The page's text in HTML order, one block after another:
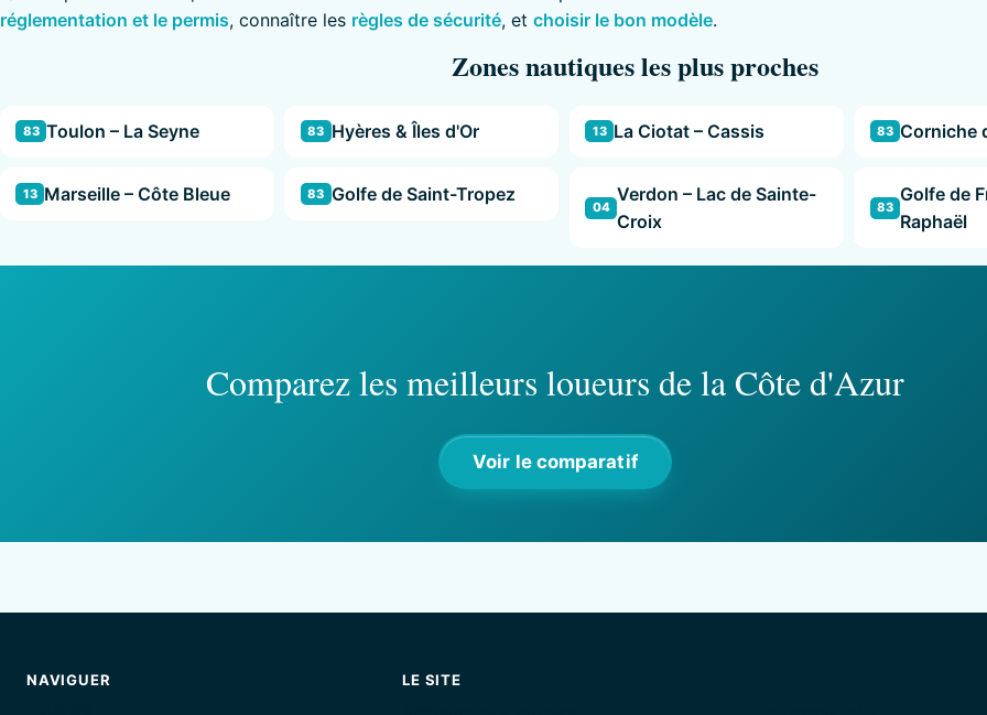
réglementation et le permis, connaître les règles de sécurité, et choisir le bon modèle.
Zones nautiques les plus proches
83 Toulon – La Seyne 83 Hyères & Îles d'Or 13 La Ciotat – Cassis 83 Corniche
13 Marseille – Côte Bleue 83 Golfe de Saint-Tropez
04
Verdon – Lac de Sainte-
Croix
83
Golfe de
Raphaël
Comparez les meilleurs loueurs de la Côte d'Azur
Voir le comparatif
NAVIGUER LE SITE